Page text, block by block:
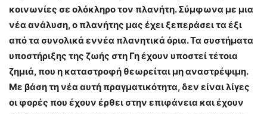
κοινωνίες σε ολόκληρο τον πλανήτη. Σύμφωνα με μια
νέα ανάλυση, ο πλανήτης μας έχει ξεπεράσει τα έξι
από τα συνολικά εννέα πλανητικά όρια. Τα συστήματα
υποστήριξης της ζωής στη Γη έχουν υποστεί τέτοια
ζημιά, που η καταστροφή θεωρείται μη αναστρέψιμη.
Με βάση τη νέα αυτή πραγματικότητα, δεν είναι λίγες
οι φορές που έχουν έρθει στην επιφάνεια και έχουν